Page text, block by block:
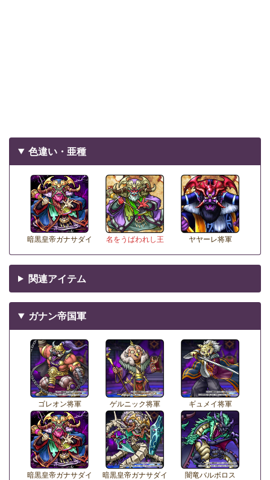
色違い・亜種
暗黒皇帝ガナサダイ 名をうばわれし王 ヤヤーレ将軍
関連アイテム
ガナン帝国軍
ゴレオン将軍 ゲルニック将軍 ギュメイ将軍
暗黒皇帝ガナサダイ 暗黒皇帝ガナサダイ 闇竜バルボロス